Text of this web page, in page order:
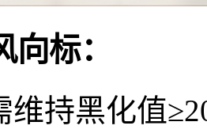
标：
维持黑化值